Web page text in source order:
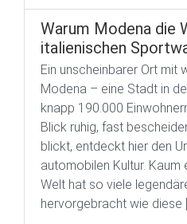
Warum Modena die
italienischen
Ein unscheinbarer Ort
Modena – eine Stadt in
knapp 190.000
Blick ruhig, fast
blickt, entdeckt hier den
automobilen Kultur. Kaum
Welt hat so viele
hervorgebracht wie diese